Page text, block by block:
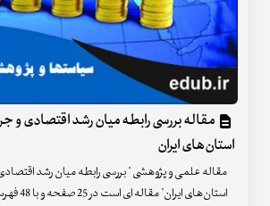
مقاله بررسی رابطه میان رشد اقتصادی و
استان‌های ایران
مقاله علمی و پژوهشی " بررسی رابطه میان رشد
استان‌های